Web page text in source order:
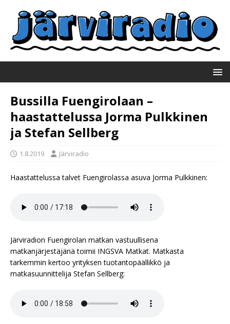
Bussilla Fuengirolaan –
haastattelussa Jorma Pulkkinen
ja Stefan Sellberg
1.8.2019 Järviradio
Haastattelussa talvet Fuengirolassa asuva Jorma Pulkkinen:
Järviradion Fuengirolan matkan vastuullisena
matkanjärjestäjänä toimii INGSVA Matkat. Matkasta
tarkemmin kertoo yrityksen tuotantopäällikkö ja
matkasuunnittelija Stefan Sellberg: